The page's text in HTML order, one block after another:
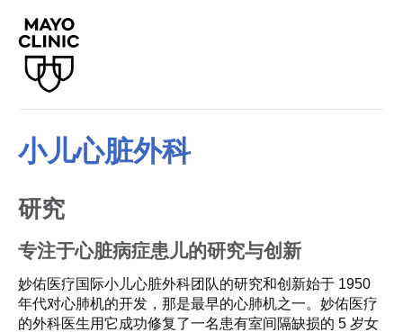
小儿心脏外科
研究
专注于心脏病症患儿的研究与创新
妙佑医疗国际小儿心脏外科团队的研究和创新始于 1950
年代对心肺机的开发，那是最早的心肺机之一。妙佑医疗
的外科医生用它成功修复了一名患有室间隔缺损的 5 岁女